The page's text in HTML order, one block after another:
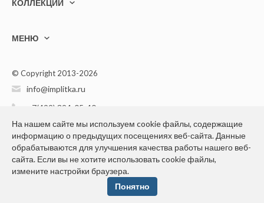
КОЛЛЕКЦИИ
МЕНЮ
© Copyright 2013-2026
info@implitka.ru
+7(499) 394-05-40
Конфиденциальность персональной информации
На нашем сайте мы используем cookie файлы, содержащие
информацию о предыдущих посещениях веб-сайта. Данные
обрабатываются для улучшения качества работы нашего веб-
сайта. Если вы не хотите использовать cookie файлы,
измените настройки браузера.
Понятно